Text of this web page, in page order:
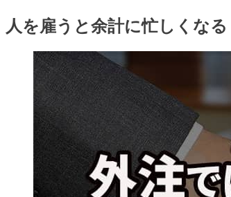
人を雇うと余計に忙しくな